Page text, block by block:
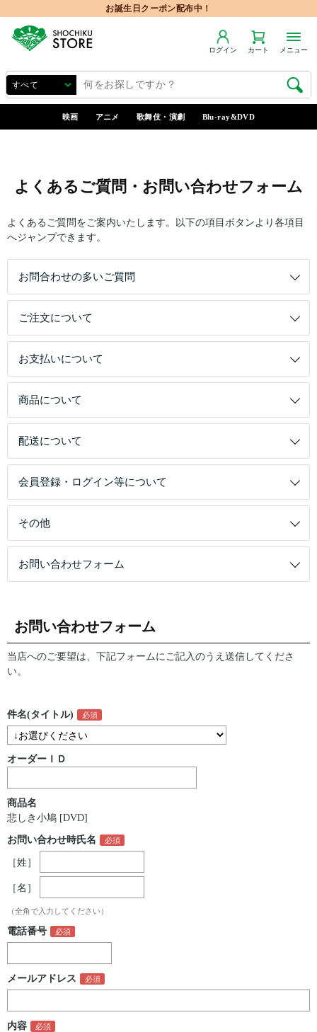
お誕生日クーポン配布中！
ログイン カート メニュー
映画 アニメ 歌舞伎・演劇 Blu-ray&DVD
よくあるご質問・お問い合わせフォーム
よくあるご質問をご案内いたします。以下の項目ボタンより各項目
へジャンプできます。
お問合わせの多いご質問
ご注文について
お支払いについて
商品について
配送について
会員登録・ログイン等について
その他
お問い合わせフォーム
お問い合わせフォーム
当店へのご要望は、下記フォームにご記入のうえ送信してくださ
い。
件名(タイトル)
オーダーＩＤ
商品名
悲しき小鳩 [DVD]
お問い合わせ時氏名
［姓］
［名］
（全角で入力してください）
電話番号
メールアドレス
内容